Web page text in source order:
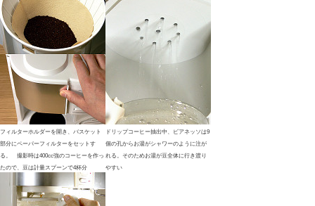
フィルターホルダーを開き、バスケット
部分にペーパーフィルターをセットす
る。 撮影時は400cc強のコーヒーを作っ
たので、豆は計量スプーンで4杯分
ドリップコーヒー抽出中、ビアネッソは9
個の孔からお湯がシャワーのように注が
れる。そのためお湯が豆全体に行き渡り
やすい